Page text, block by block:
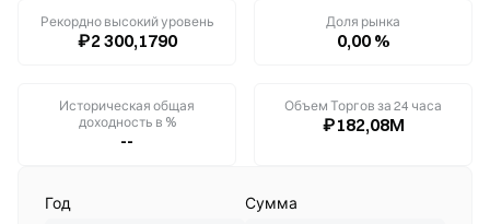
Рекордно высокий уровень
₽2 300,1790
Доля рынка
0,00 %
Историческая общая
доходность в %
--
Объем Торгов за 24 часа
₽182,08M
Год Сумма